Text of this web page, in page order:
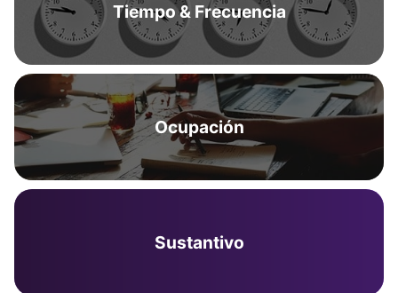
Tiempo & Frecuencia
Ocupación
Sustantivo